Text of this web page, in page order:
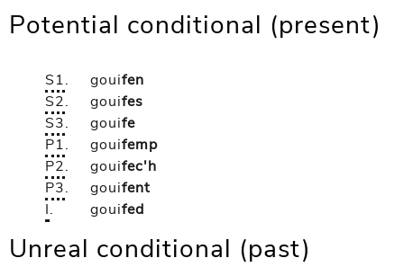
Potential conditional (present)
S1. gouifen
S2. gouifes
S3. gouife
P1. gouifemp
P2. gouifec'h
P3. gouifent
I. gouifed
Unreal conditional (past)